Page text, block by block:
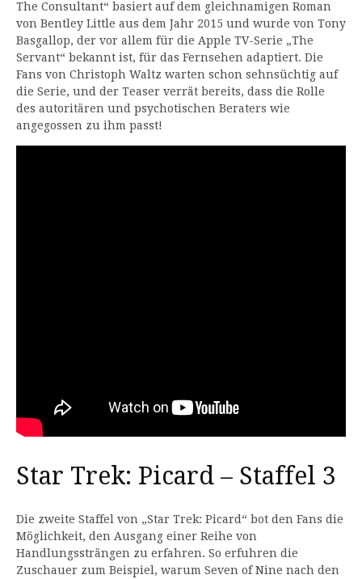
The Consultant“ basiert auf dem gleichnamigen Roman
von Bentley Little aus dem Jahr 2015 und wurde von Tony
Basgallop, der vor allem für die Apple TV-Serie „The
Servant“ bekannt ist, für das Fernsehen adaptiert. Die
Fans von Christoph Waltz warten schon sehnsüchtig auf
die Serie, und der Teaser verrät bereits, dass die Rolle
des autoritären und psychotischen Beraters wie
angegossen zu ihm passt!
Star Trek: Picard – Staffel 3
Die zweite Staffel von „Star Trek: Picard“ bot den Fans die
Möglichkeit, den Ausgang einer Reihe von
Handlungssträngen zu erfahren. So erfuhren die
Zuschauer zum Beispiel, warum Seven of Nine nach den